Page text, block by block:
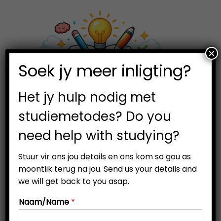
k
t
o
a
k
t
o
o
0
Soek jy meer inligting?
Het jy hulp nodig met
studiemetodes? Do you
need help with studying?
Stuur vir ons jou details en ons kom so gou as
moontlik terug na jou. Send us your details and
we will get back to you asap.
Naam/Name *
×